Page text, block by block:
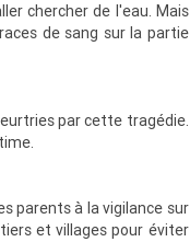
chercher de l'eau. Mais
de sang sur la partie
par cette tragédie.
parents à la vigilance sur
et villages pour éviter